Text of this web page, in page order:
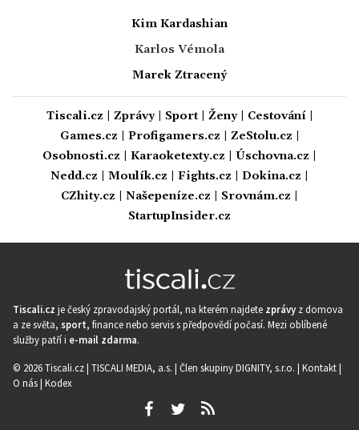
Kim Kardashian
Karlos Vémola
Marek Ztracený
Tiscali.cz Zprávy| Sport| Ženy| Cestování|
Games.cz
Profigamers.cz ZeStolu.cz
Osobnosti.cz
Karaoketexty.cz Úschovna.cz
Nedd.cz
Moulík.cz Fights.cz Dokina.cz
CZhity.cz
Našepeníze.cz Srovnám.cz
StartupInsider.cz
Tiscali.cz je český zpravodajský portál, na kterém najdete zprávy z domova
a ze světa, sport, finance nebo servis s předpovědí počasí. Mezi oblíbené
služby patří i e-mail zdarma.
© 2026 Tiscali.cz | TISCALI MEDIA, a.s. | Člen skupiny DIGNITY, s.r.o. | Kontakt|
O nás| Kodex